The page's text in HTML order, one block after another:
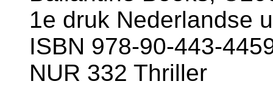
1e druk Nederlandse
ISBN 978-90-443-
NUR 332 Thriller